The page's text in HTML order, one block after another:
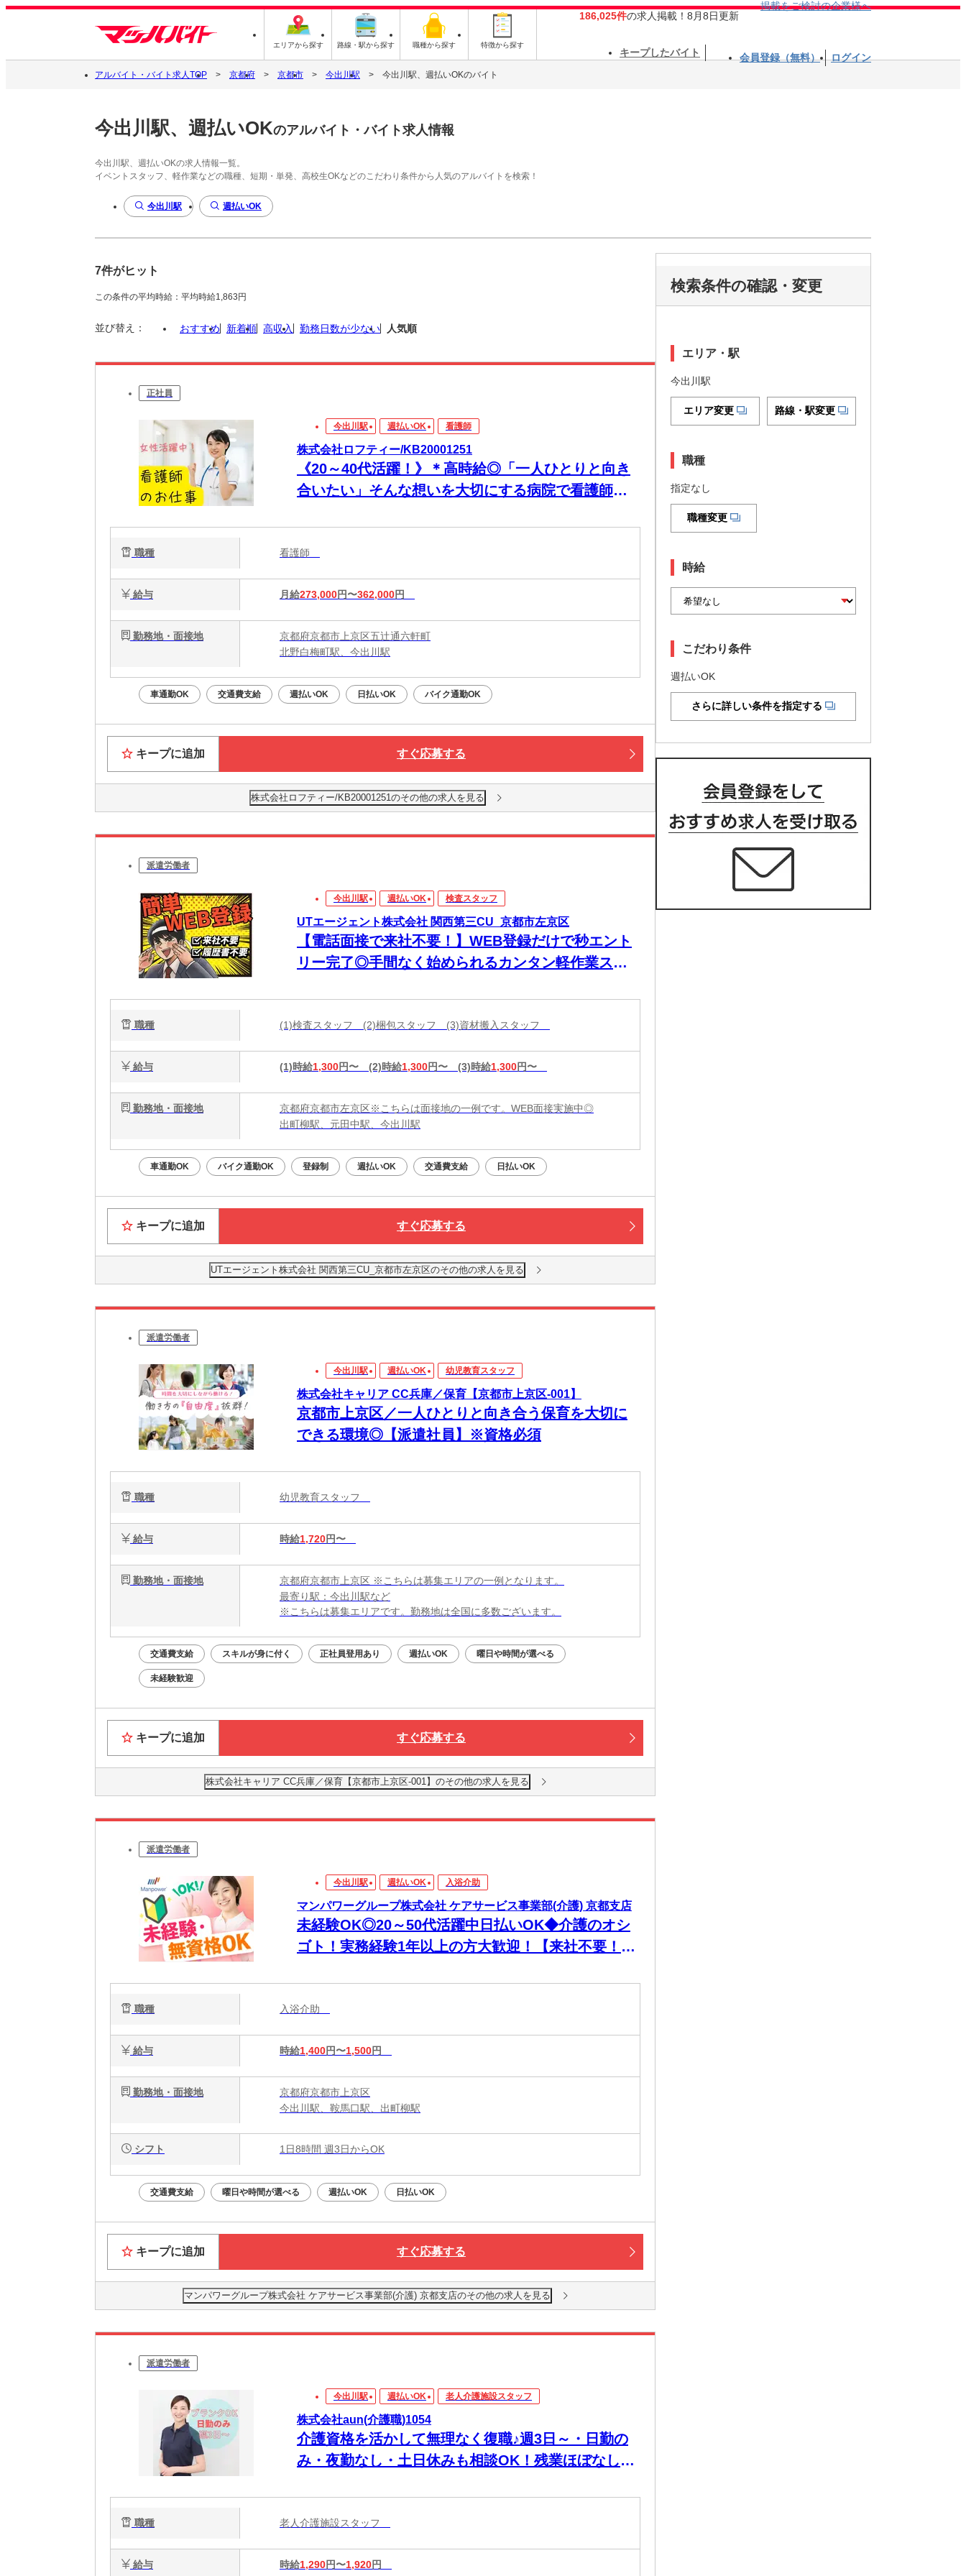
エリアから探す 路線・駅から探す 職種から探す 特徴から探す
186,025件の求人掲載！8月8日更新
掲載をご検討の企業様へ
キープしたバイト 会員登録（無料） ログイン
アルバイト・バイト求人TOP 京都府 京都市 今出川駅 今出川駅、週払いOKのバイト
今出川駅、週払いOKのアルバイト・バイト求人情報
今出川駅、週払いOKの求人情報一覧。
イベントスタッフ、軽作業などの職種、短期・単発、高校生OKなどのこだわり条件から人気のアルバイトを検索！
今出川駅 週払いOK
7件がヒット
この条件の平均時給：平均時給1,863円
並び替え： おすすめ 新着順 高収入 勤務日数が少ない 人気順
正社員
今出川駅 週払いOK 看護師
株式会社ロフティー/KB20001251
《20～40代活躍！》＊高時給◎「一人ひとりと向き
合いたい」そんな想いを大切にする病院で看護師の
職種 看護師
給与 月給273,000円〜362,000円
勤務地・面接地
京都府京都市上京区五辻通六軒町
北野白梅町駅、今出川駅
車通勤OK 交通費支給 週払いOK 日払いOK バイク通勤OK
キープに追加 すぐ応募する
株式会社ロフティー/KB20001251のその他の求人を見る
派遣労働者
今出川駅 週払いOK 検査スタッフ
UTエージェント株式会社 関西第三CU_京都市左京区
【電話面接で来社不要！】WEB登録だけで秒エント
リー完了◎手間なく始められるカンタン軽作業スタ
職種 (1)検査スタッフ (2)梱包スタッフ (3)資材搬入スタッフ
給与 (1)時給1,300円〜 (2)時給1,300円〜 (3)時給1,300円〜
勤務地・面接地
京都府京都市左京区※こちらは面接地の一例です。WEB面接実施中◎
出町柳駅、元田中駅、今出川駅
車通勤OK バイク通勤OK 登録制 週払いOK 交通費支給 日払いOK
キープに追加 すぐ応募する
UTエージェント株式会社 関西第三CU_京都市左京区のその他の求人を見る
派遣労働者
今出川駅 週払いOK 幼児教育スタッフ
株式会社キャリア CC兵庫／保育【京都市上京区-001】
京都市上京区／一人ひとりと向き合う保育を大切に
できる環境◎【派遣社員】※資格必須
職種 幼児教育スタッフ
給与 時給1,720円〜
勤務地・面接地
京都府京都市上京区 ※こちらは募集エリアの一例となります。
最寄り駅：今出川駅など
※こちらは募集エリアです。勤務地は全国に多数ございます。
交通費支給 スキルが身に付く 正社員登用あり 週払いOK 曜日や時間が選べる
未経験歓迎
キープに追加 すぐ応募する
株式会社キャリア CC兵庫／保育【京都市上京区-001】のその他の求人を見る
派遣労働者
今出川駅 週払いOK 入浴介助
マンパワーグループ株式会社 ケアサービス事業部(介護) 京都支店
未経験OK◎20～50代活躍中日払いOK◆介護のオシ
ゴト！実務経験1年以上の方大歓迎！【来社不要！
職種 入浴介助
給与 時給1,400円〜1,500円
勤務地・面接地
京都府京都市上京区
今出川駅、鞍馬口駅、出町柳駅
シフト 1日8時間 週3日からOK
交通費支給 曜日や時間が選べる 週払いOK 日払いOK
キープに追加 すぐ応募する
マンパワーグループ株式会社 ケアサービス事業部(介護) 京都支店のその他の求人を見る
派遣労働者
今出川駅 週払いOK 老人介護施設スタッフ
株式会社aun(介護職)1054
介護資格を活かして無理なく復職♪週3日～・日勤の
み・夜勤なし・土日休みも相談OK！残業ほぼなし＆
職種 老人介護施設スタッフ
給与 時給1,290円〜1,920円
検索条件の確認・変更
エリア・駅
今出川駅
エリア変更 路線・駅変更
職種
指定なし
職種変更
時給
こだわり条件
週払いOK
さらに詳しい条件を指定する